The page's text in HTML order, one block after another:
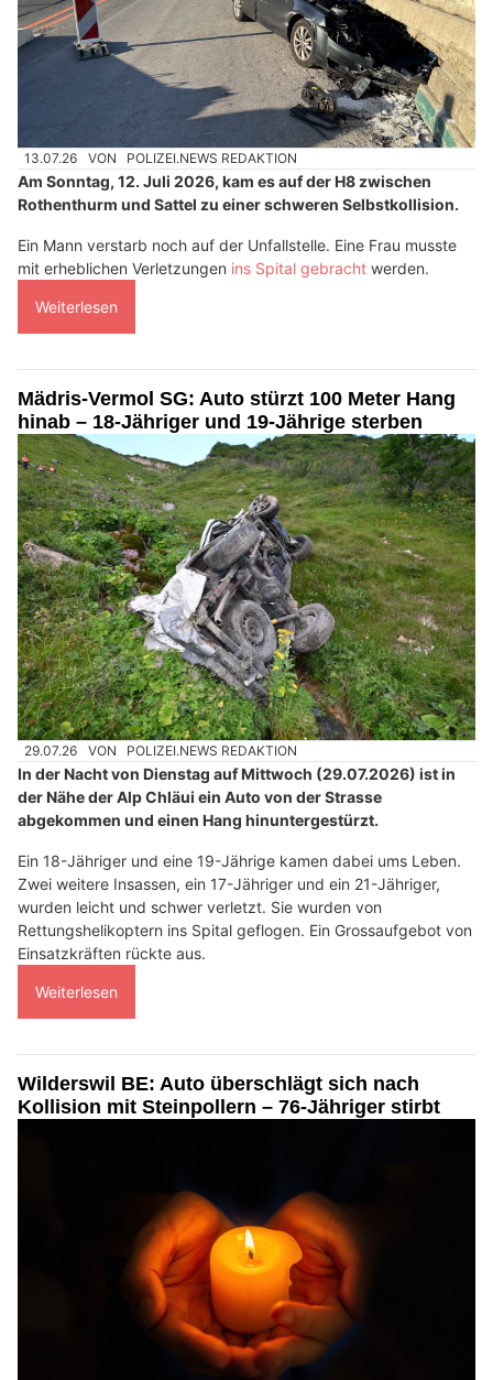
13.07.26 VON POLIZEI.NEWS REDAKTION
Am Sonntag, 12. Juli 2026, kam es auf der H8 zwischen
Rothenthurm und Sattel zu einer schweren Selbstkollision.
Ein Mann verstarb noch auf der Unfallstelle. Eine Frau musste
mit erheblichen Verletzungen ins Spital gebracht werden.
Weiterlesen
Mädris-Vermol SG: Auto stürzt 100 Meter Hang
hinab – 18-Jähriger und 19-Jährige sterben
29.07.26 VON POLIZEI.NEWS REDAKTION
In der Nacht von Dienstag auf Mittwoch (29.07.2026) ist in
der Nähe der Alp Chläui ein Auto von der Strasse
abgekommen und einen Hang hinuntergestürzt.
Ein 18-Jähriger und eine 19-Jährige kamen dabei ums Leben.
Zwei weitere Insassen, ein 17-Jähriger und ein 21-Jähriger,
wurden leicht und schwer verletzt. Sie wurden von
Rettungshelikoptern ins Spital geflogen. Ein Grossaufgebot von
Einsatzkräften rückte aus.
Weiterlesen
Wilderswil BE: Auto überschlägt sich nach
Kollision mit Steinpollern – 76-Jähriger stirbt